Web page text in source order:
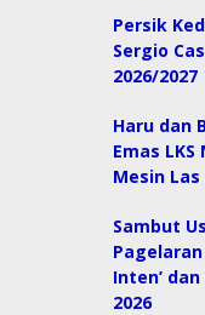
Persik
Sergio
2026/2027
Haru dan
Emas
Mesin
Sambut
Inten’
2026